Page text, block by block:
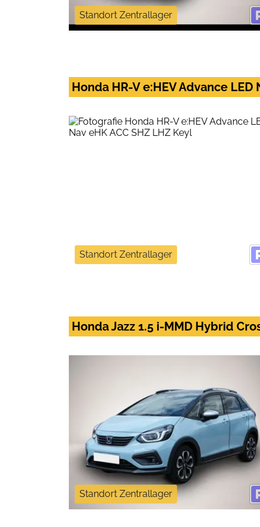
Standort Zentrallager
Honda HR-V e:HEV Advance LED
Standort Zentrallager
Honda Jazz 1.5 i-MMD Hybrid
Standort Zentrallager